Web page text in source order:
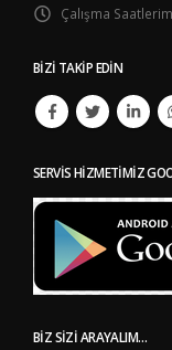
Çalışma
BIZI TAKIP EDIN
SERVIS HIZMETIMIZ
BIZ SIZI ARAYALIM…